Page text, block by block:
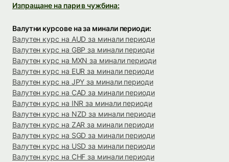
Изпращане на пари в чужбина:
Валутни курсове на за минали периоди:
Валутен курс на AUD за минали периоди
Валутен курс на GBP за минали периоди
Валутен курс на MXN за минали периоди
Валутен курс на EUR за минали периоди
Валутен курс на JPY за минали периоди
Валутен курс на CAD за минали периоди
Валутен курс на INR за минали периоди
Валутен курс на NZD за минали периоди
Валутен курс на ZAR за минали периоди
Валутен курс на SGD за минали периоди
Валутен курс на USD за минали периоди
Валутен курс на CHF за минали периоди